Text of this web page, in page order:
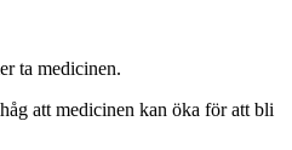
ta medicinen.
att medicinen kan öka för att bli